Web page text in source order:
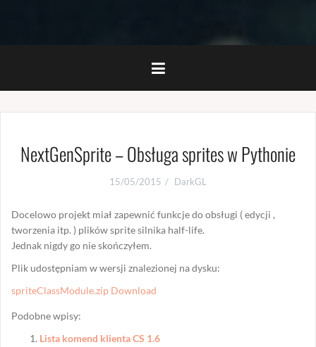
NextGenSprite – Obsługa sprites w Pythonie
15/05/2015 DarkGL
Docelowo projekt miał zapewnić funkcje do obsługi ( edycji ,
tworzenia itp. ) plików sprite silnika half-life.
Jednak nigdy go nie skończyłem.
Plik udostępniam w wersji znalezionej na dysku:
spriteClassModule.zip Download
Podobne wpisy:
Lista komend klienta CS 1.6